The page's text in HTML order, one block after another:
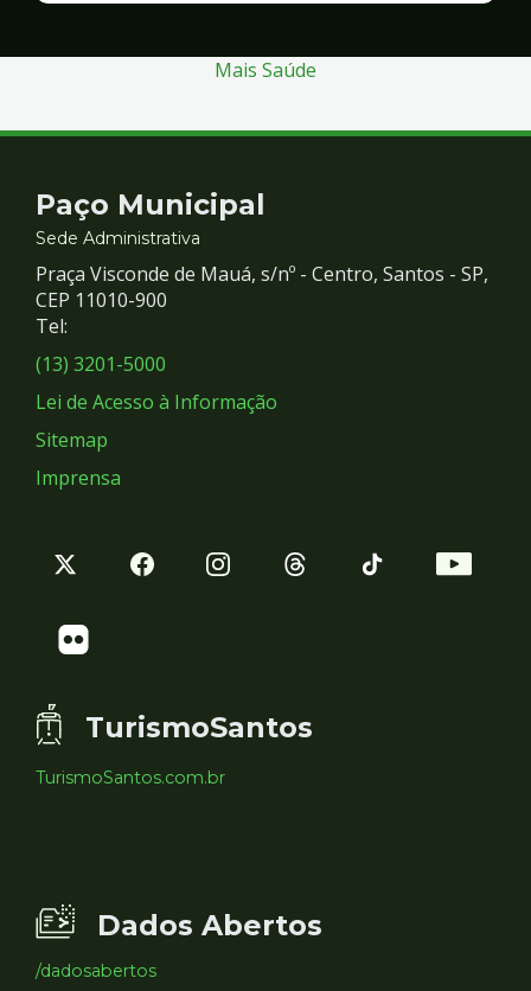
Segurança
Mais Saúde
Contato
e
Redes
Sociais
Paço Municipal
Sede Administrativa
Praça Visconde de Mauá, s/nº - Centro, Santos - SP,
CEP 11010-900
Tel:
(13) 3201-5000
Lei de Acesso à Informação
Sitemap
Imprensa
TurismoSantos
TurismoSantos.com.br
Dados Abertos
/dadosabertos